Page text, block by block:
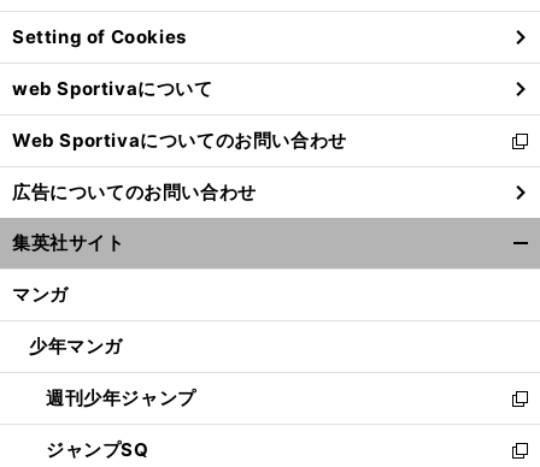
ン
ド
ウ
で
開
く
Setting of Cookies
web Sportivaについて
Web Sportivaについてのお問い合わせ
新
し
い
ウ
ィ
ン
ウ
開
く
広告についてのお問い合わせ
集英社サイト
マンガ
少年マンガ
週刊少年ジャンプ
新
し
い
ジャンプSQ
新